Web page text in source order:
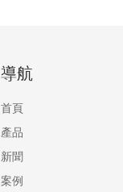
S-Ride M300 MTB
導航
首頁
產品
新聞
案例